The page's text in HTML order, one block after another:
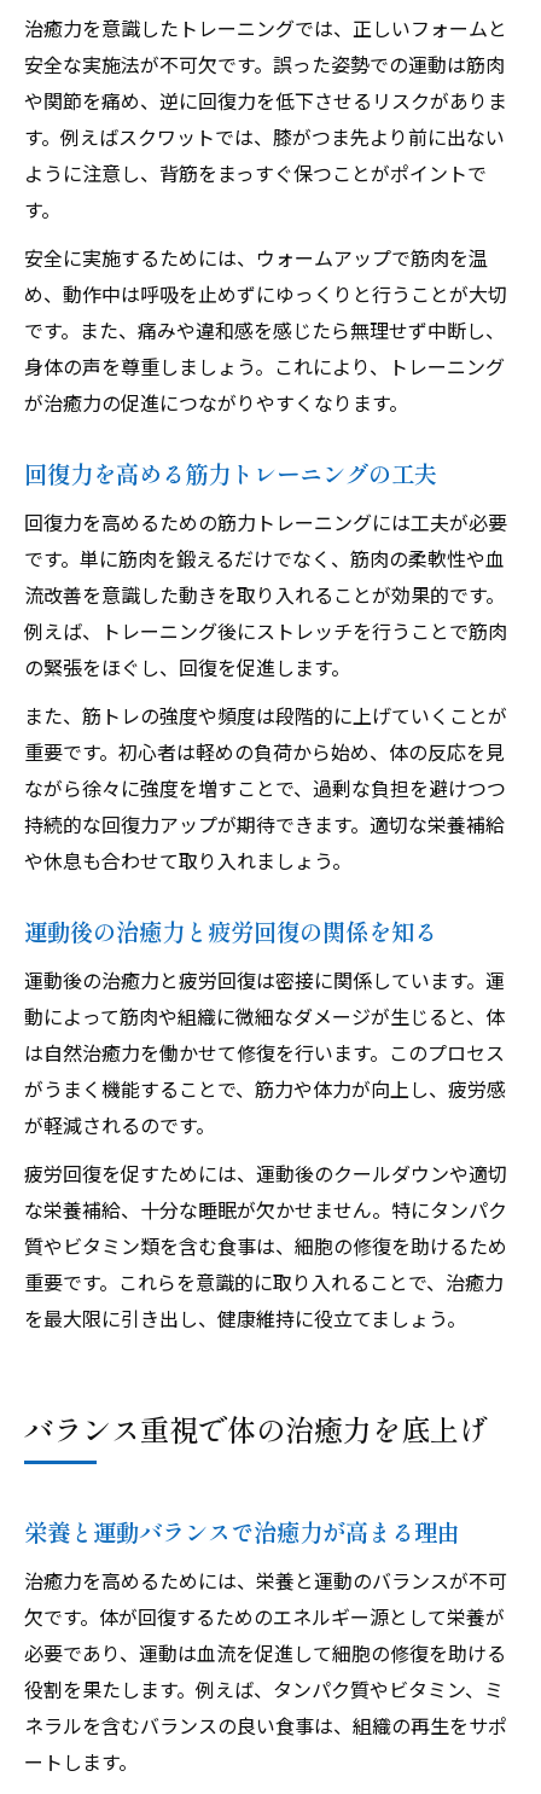
治癒力を意識したトレーニングでは、正しいフォームと
安全な実施法が不可欠です。誤った姿勢での運動は筋肉
や関節を痛め、逆に回復力を低下させるリスクがありま
す。例えばスクワットでは、膝がつま先より前に出ない
ように注意し、背筋をまっすぐ保つことがポイントで
す。
安全に実施するためには、ウォームアップで筋肉を温
め、動作中は呼吸を止めずにゆっくりと行うことが大切
です。また、痛みや違和感を感じたら無理せず中断し、
身体の声を尊重しましょう。これにより、トレーニング
が治癒力の促進につながりやすくなります。
回復力を高める筋力トレーニングの工夫
回復力を高めるための筋力トレーニングには工夫が必要
です。単に筋肉を鍛えるだけでなく、筋肉の柔軟性や血
流改善を意識した動きを取り入れることが効果的です。
例えば、トレーニング後にストレッチを行うことで筋肉
の緊張をほぐし、回復を促進します。
また、筋トレの強度や頻度は段階的に上げていくことが
重要です。初心者は軽めの負荷から始め、体の反応を見
ながら徐々に強度を増すことで、過剰な負担を避けつつ
持続的な回復力アップが期待できます。適切な栄養補給
や休息も合わせて取り入れましょう。
運動後の治癒力と疲労回復の関係を知る
運動後の治癒力と疲労回復は密接に関係しています。運
動によって筋肉や組織に微細なダメージが生じると、体
は自然治癒力を働かせて修復を行います。このプロセス
がうまく機能することで、筋力や体力が向上し、疲労感
が軽減されるのです。
疲労回復を促すためには、運動後のクールダウンや適切
な栄養補給、十分な睡眠が欠かせません。特にタンパク
質やビタミン類を含む食事は、細胞の修復を助けるため
重要です。これらを意識的に取り入れることで、治癒力
を最大限に引き出し、健康維持に役立てましょう。
バランス重視で体の治癒力を底上げ
栄養と運動バランスで治癒力が高まる理由
治癒力を高めるためには、栄養と運動のバランスが不可
欠です。体が回復するためのエネルギー源として栄養が
必要であり、運動は血流を促進して細胞の修復を助ける
役割を果たします。例えば、タンパク質やビタミン、ミ
ネラルを含むバランスの良い食事は、組織の再生をサポ
ートします。